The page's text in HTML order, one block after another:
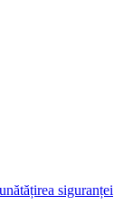
siguranței